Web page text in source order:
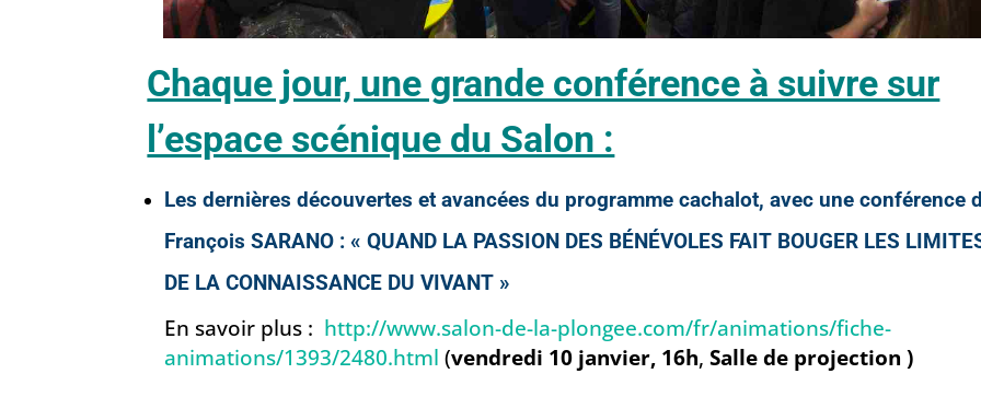
Chaque jour, une grande conférence à suivre sur
l’espace scénique du Salon :
Les dernières découvertes et avancées du programme cachalot, avec une conférence
François SARANO : « QUAND LA PASSION DES BÉNÉVOLES FAIT BOUGER LES
DE LA CONNAISSANCE DU VIVANT »
En savoir plus : http://www.salon-de-la-plongee.com/fr/animations/fiche-
animations/1393/2480.html(vendredi 10 janvier, 16h,Salle de projection )